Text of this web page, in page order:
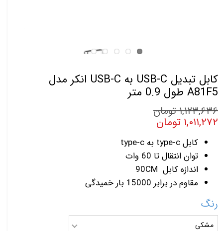
کابل تبدیل USB-C به USB-C انکر مدل
A81F5 طول 0.9 متر
۱,۱۲۳,۶۳۶ تومان
۱,۰۱۱,۲۷۲ تومان
کابل type-c به type-c
توان انتقال تا 60 وات
اندازه کابل 90CM
مقاوم در برابر 15000 بار خمیدگی
رنگ
مشکی